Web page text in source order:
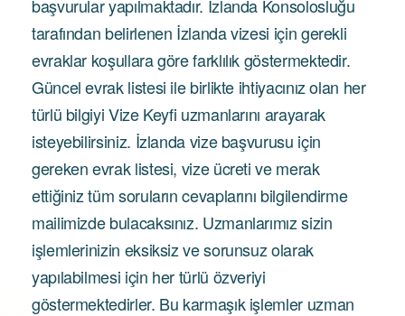
başvurular yapılmaktadır. İzlanda Konsolosluğu
tarafından belirlenen İzlanda vizesi için gerekli
evraklar koşullara göre farklılık göstermektedir.
Güncel evrak listesi ile birlikte ihtiyacınız olan her
türlü bilgiyi Vize Keyfi uzmanlarını arayarak
isteyebilirsiniz. İzlanda vize başvurusu için
gereken evrak listesi, vize ücreti ve merak
ettiğiniz tüm soruların cevaplarını bilgilendirme
mailimizde bulacaksınız. Uzmanlarımız sizin
işlemlerinizin eksiksiz ve sorunsuz olarak
yapılabilmesi için her türlü özveriyi
göstermektedirler. Bu karmaşık işlemler uzman